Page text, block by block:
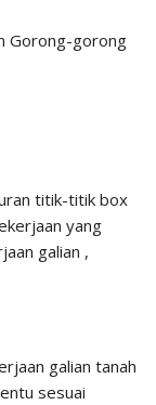
Gorong-gorong
titik-titik box
yang
galian ,
galian tanah
sesuai